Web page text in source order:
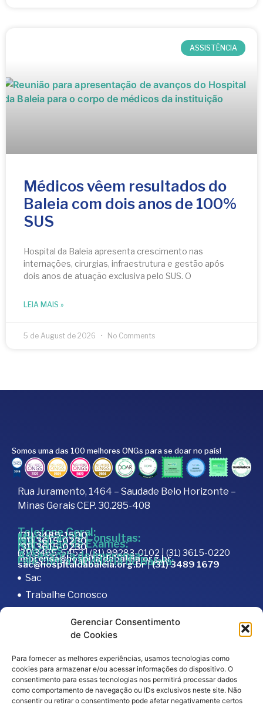
Gerenciar Consentimento
de Cookies
Para fornecer as melhores experiências, usamos tecnologias como
cookies para armazenar e/ou acessar informações do dispositivo. O
consentimento para essas tecnologias nos permitirá processar dados
como comportamento de navegação ou IDs exclusivos neste site. Não
consentir ou retirar o consentimento pode afetar negativamente certos
ASSISTÊNCIA
Médicos vêem resultados do
Baleia com dois anos de 100%
SUS
Hospital da Baleia apresenta crescimento nas
internações, cirurgias, infraestrutura e gestão após
dois anos de atuação exclusiva pelo SUS. O
LEIA MAIS »
5 de August de 2026 No Comments
Somos uma das 100 melhores ONGs para se doar no país!
Rua Juramento, 1464 – Saudade Belo Horizonte –
Minas Gerais CEP. 30.285-408
Telefone Geral:
(31) 3489-1500
Marcação de Consultas:
(31) 3615-0230
Marcação de Exames:
(31) 3615-0230
Doações:
(31) 3465-5453 | (31) 99283-0102 | (31) 3615-0220
Assessoria de Imprensa:
imprensa@hospitaldabaleia.org.br
Fale com a Ouvidoria do Baleia:
sac@hospitaldabaleia.org.br|(31) 3489 1679
Sac
Trabalhe Conosco
Código de Integridade